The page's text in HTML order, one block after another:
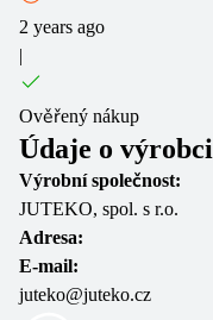
2 years ago
|
Ověřený nákup
Údaje o výrobci
Výrobní společnost:
JUTEKO, spol. s r.o.
Adresa:
E-mail:
juteko@juteko.cz